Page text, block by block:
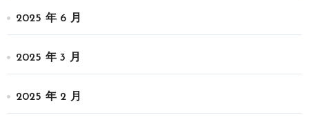
2025 年 6 月
2025 年 3 月
2025 年 2 月